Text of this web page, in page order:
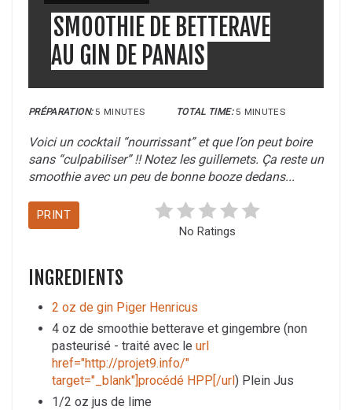
SMOOTHIE DE BETTERAVE
AU GIN DE PANAIS
PRÉPARATION: 5 MINUTES TOTAL TIME: 5 MINUTES
Voici un cocktail “nourrissant” et que l’on peut boire
sans “culpabiliser” !! Notez les guillemets. Ça reste un
smoothie avec un peu de bonne booze dedans...
PRINT
No Ratings
INGREDIENTS
2 oz de gin Piger Henricus
4 oz de smoothie betterave et gingembre (non
pasteurisé - traité avec le url
href="http://projet9.info/"
target="_blank"]procédé HPP[/url) Plein Jus
1/2 oz jus de lime